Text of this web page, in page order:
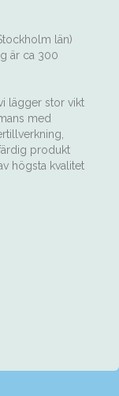
län)
är ca 300
lägger stor vikt
med
produkt
högsta kvalitet